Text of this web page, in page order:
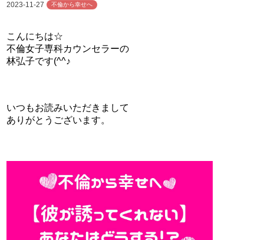
2023-11-27 不倫から幸せへ
こんにちは☆
不倫女子専科カウンセラーの
林弘子です(^^♪
いつもお読みいただきまして
ありがとうございます。